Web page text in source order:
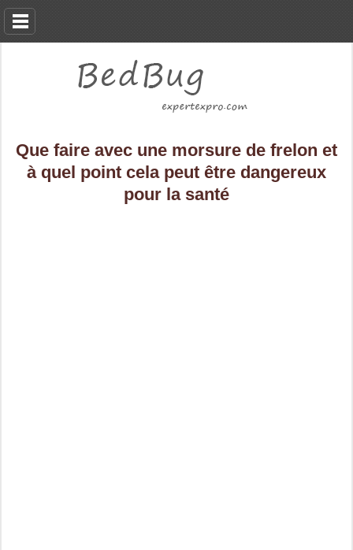
Que faire avec une morsure de frelon et
à quel point cela peut être dangereux
pour la santé